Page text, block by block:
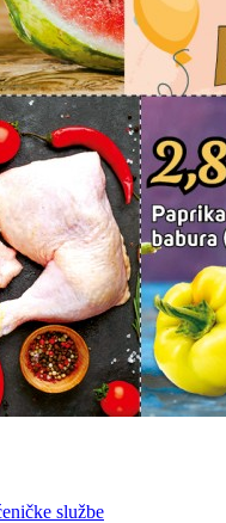
službe